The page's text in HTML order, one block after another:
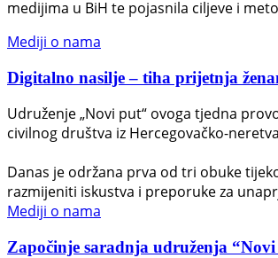
medijima u BiH te pojasnila ciljeve i
Mediji o nama
Digitalno nasilje – tiha prijetnja
Udruženje „Novi put“ ovoga tjedna
civilnog društva iz Hercegovačko-
Danas je održana prva od tri obuke
razmijeniti iskustva i preporuke za
Mediji o nama
Započinje saradnja udruženja